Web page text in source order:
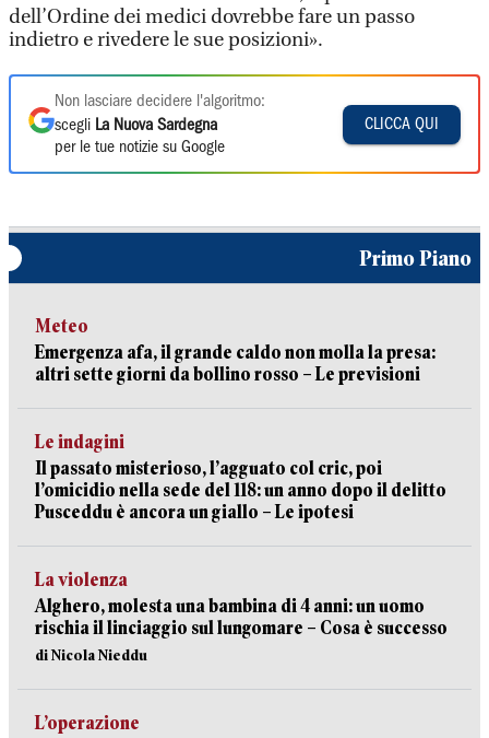
dell’Ordine dei medici dovrebbe fare un passo
indietro e rivedere le sue posizioni».
Non lasciare decidere l'algoritmo:
scegli La Nuova Sardegna
per le tue notizie su Google
CLICCA QUI
Primo Piano
Meteo
Emergenza afa, il grande caldo non molla la presa:
altri sette giorni da bollino rosso – Le previsioni
Le indagini
Il passato misterioso, l’agguato col cric, poi
l’omicidio nella sede del 118: un anno dopo il delitto
Pusceddu è ancora un giallo – Le ipotesi
La violenza
Alghero, molesta una bambina di 4 anni: un uomo
rischia il linciaggio sul lungomare – Cosa è successo
di Nicola Nieddu
L’operazione